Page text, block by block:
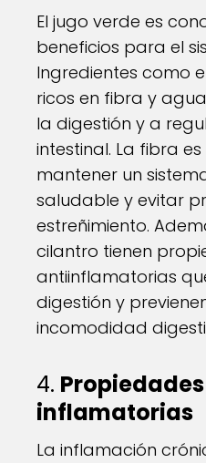
El jugo verde es
beneficios para el
Ingredientes como
ricos en fibra y
la digestión y a
intestinal. La fibra
mantener un
saludable y evitar
estreñimiento.
cilantro tienen
antiinflamatorias
digestión y
incomodidad
4.
inflamatorias
La inflamación